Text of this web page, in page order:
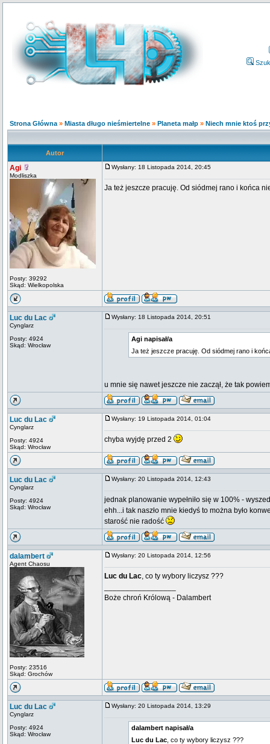
Strona Główna » Miasta długo nieśmiertelne » Planeta małp » Niech mnie ktoś
Autor
Agi
Modliszka
Posty: 39292
Skąd: Wielkopolska
Wysłany: 18 Listopada 2014, 20:45
Ja też jeszcze pracuję. Od siódmej rano i końca
Luc du Lac
Cynglarz
Posty: 4924
Skąd: Wrocław
Wysłany: 18 Listopada 2014, 20:51
Agi napisał/a
Ja też jeszcze pracuję. Od siódmej rano i
u mnie się nawet jeszcze nie zaczął, że tak
Luc du Lac
Cynglarz
Posty: 4924
Skąd: Wrocław
Wysłany: 19 Listopada 2014, 01:04
chyba wyjdę przed 2
Luc du Lac
Cynglarz
Posty: 4924
Skąd: Wrocław
Wysłany: 20 Listopada 2014, 12:43
jednak planowanie wypełniło się w 100% -
ehh...i tak naszło mnie kiedyś to można było
starość nie radość
dalambert
Agent Chaosu
Posty: 23516
Skąd: Grochów
Wysłany: 20 Listopada 2014, 12:56
Luc du Lac, co ty wybory liczysz ???
Boże chroń Królową - Dalambert
Luc du Lac
Cynglarz
Posty: 4924
Skąd: Wrocław
Wysłany: 20 Listopada 2014, 13:29
dalambert napisał/a
Luc du Lac , co ty wybory liczysz ???